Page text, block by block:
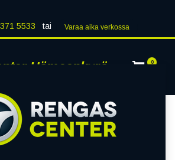
5533 tai Varaa aika verk​​​​ossa
Hämeenkyrö 0